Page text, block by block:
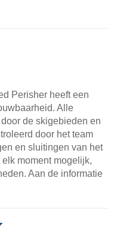
Perisher heeft een
Alle
de skigebieden en
door het team
en sluitingen van het
moment mogelijk,
Aan de informatie